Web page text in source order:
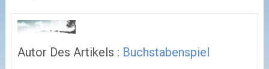
Autor Des Artikels : Buchstabenspiel